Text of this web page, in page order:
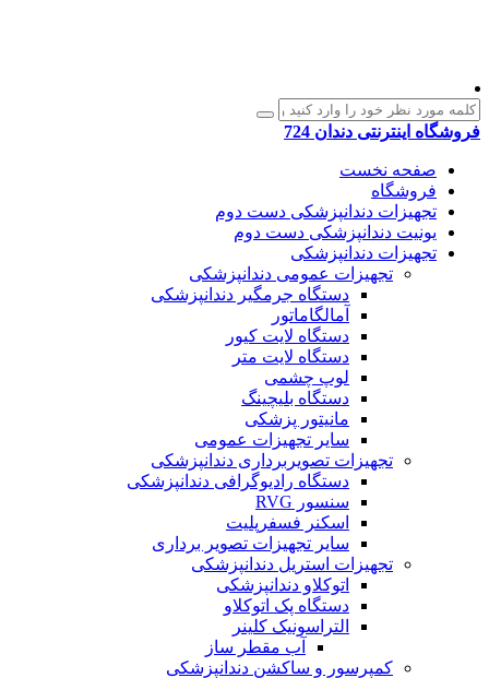
فروشگاه اینترنتی دندان 724
صفحه نخست
فروشگاه
تجهیزات دندانپزشکی دست دوم
یونیت دندانپزشکی دست دوم
تجهیزات دندانپزشکی
تجهیزات عمومی دندانپزشکی
دستگاه جرمگیر دندانپزشکی
آمالگاماتور
دستگاه لایت کیور
دستگاه لایت متر
لوپ چشمی
دستگاه بلیچینگ
مانیتور پزشکی
سایر تجهیزات عمومی
تجهیزات تصویربرداری دندانپزشکی
دستگاه رادیوگرافی دندانپزشکی
سنسور RVG
اسکنر فسفرپلیت
سایر تجهیزات تصویر برداری
تجهیزات استریل دندانپزشکی
اتوکلاو دندانپزشکی
دستگاه پک اتوکلاو
التراسونیک کلینر
آب مقطر ساز
کمپرسور و ساکشن دندانپزشکی